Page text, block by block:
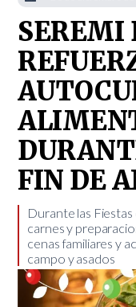
SEREMI
FIN DE
​Durante las
carnes y
cenas familiares y
campo y asados